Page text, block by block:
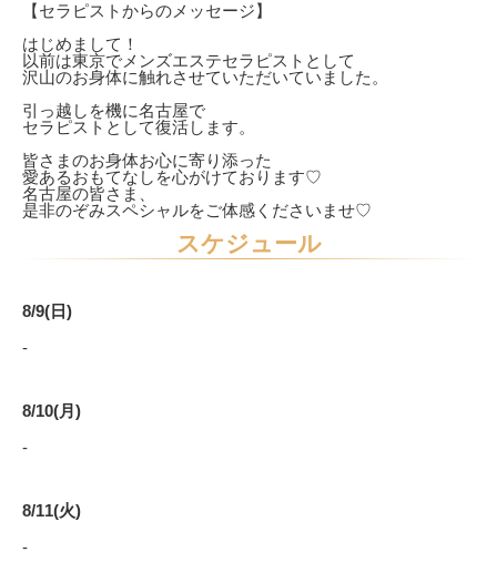
【セラピストからのメッセージ】
はじめまして！
以前は東京でメンズエステセラピストとして
沢山のお身体に触れさせていただいていました。
引っ越しを機に名古屋で
セラピストとして復活します。
皆さまのお身体お心に寄り添った
愛あるおもてなしを心がけております♡
名古屋の皆さま、
是非のぞみスペシャルをご体感くださいませ♡
スケジュール
8/9(日)
-
8/10(月)
-
8/11(火)
-